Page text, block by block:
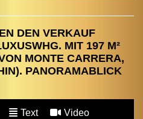
DEN VERKAUF
MIT 197 M²
MONTE CARRERA,
PANORAMABLICK
Text Video